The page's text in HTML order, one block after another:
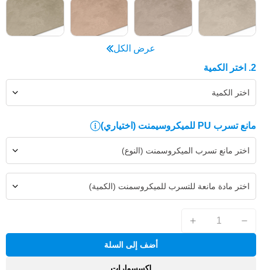
عرض الكل
2. اختر الكمية
اختر الكمية
مانع تسرب PU للميكروسيمنت (اختياري)
اختر مانع تسرب الميكروسمنت (النوع)
اختر مادة مانعة للتسرب للميكروسمنت (الكمية)
أضف إلى السلة